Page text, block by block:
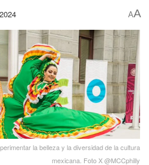
AA
la belleza y la diversidad de la cultura
mexicana. Foto X @MCCphilly